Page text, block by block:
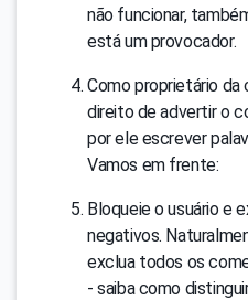
não funcionar,
está um provocador.
Como proprietário
direito de advertir o
por ele escrever
Vamos em frente:
Bloqueie o usuário e
negativos.
exclua todos os
- saiba como